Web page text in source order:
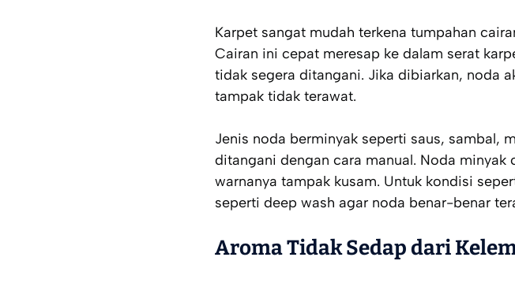
Karpet sangat mudah terkena tumpahan
Cairan ini cepat meresap ke dalam serat
tidak segera ditangani. Jika dibiarkan, noda
tampak tidak terawat.
Jenis noda berminyak seperti saus, sambal,
ditangani dengan cara manual. Noda
warnanya tampak kusam. Untuk kondisi
seperti deep wash agar noda benar-benar
Aroma Tidak Sedap dari